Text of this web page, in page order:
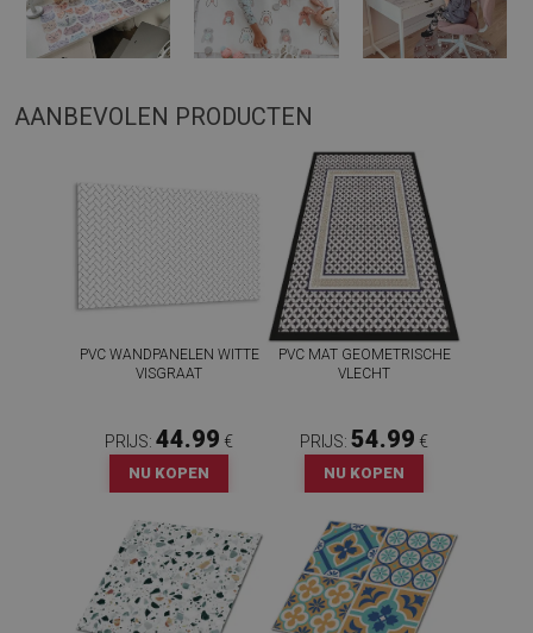
AANBEVOLEN PRODUCTEN
PVC WANDPANELEN WITTE
VISGRAAT
PRIJS: 44.99 €
NU KOPEN
PVC MAT GEOMETRISCHE
VLECHT
PRIJS: 54.99 €
NU KOPEN